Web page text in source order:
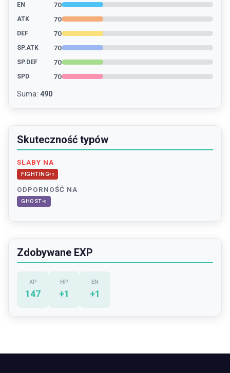
EN 70
ATK 70
DEF 70
SP.ATK 70
SP.DEF 70
SPD 70
Suma: 490
Skuteczność typów
SŁABY NA
FIGHTING× 2
ODPORNOŚĆ NA
GHOST×0
Zdobywane EXP
XP
147
HP
+1
EN
+1